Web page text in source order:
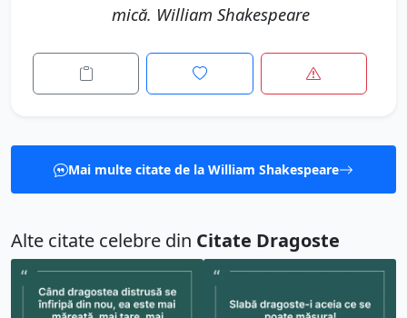
mică. William Shakespeare
Mai multe citate de la William Shakespeare
Alte citate celebre din Citate Dragoste